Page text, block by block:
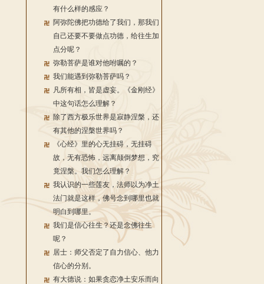
有什么样的感应？
阿弥陀佛把功德给了我们，那我们
自己还要不要做点功德，给往生加
点分呢？
弥勒菩萨是谁对他咐嘱的？
我们能遇到弥勒菩萨吗？
凡所有相，皆是虚妄。《金刚经》
中这句话怎么理解？
除了西方极乐世界是寂静涅槃，还
有其他的涅槃世界吗？
《心经》里的心无挂碍，无挂碍
故，无有恐怖，远离颠倒梦想，究
竟涅槃。我们怎么理解？
我认识的一些莲友，法师以为净土
法门就是这样，佛号念到哪里也就
明白到哪里。
我们是信心往生？还是念佛往生
呢？
居士：师父否定了自力信心、他力
信心的分别。
有大德说：如果贪恋净土安乐而向